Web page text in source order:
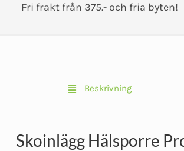
Fri frakt från 375.- och fria byten!
Beskrivning
Skoinlägg Hälsporre